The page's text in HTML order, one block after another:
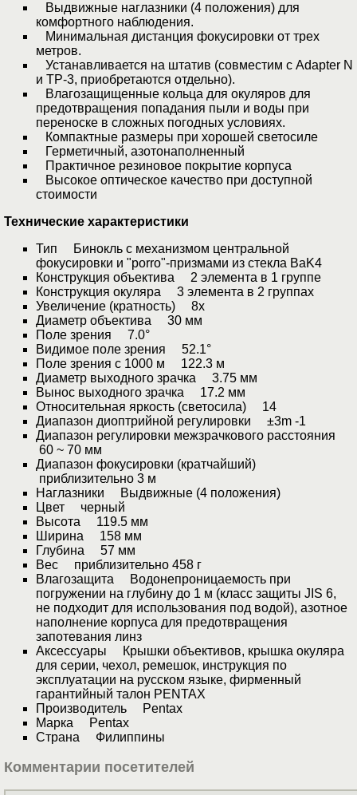
Выдвижные наглазники (4 положения) для
комфортного наблюдения.
Минимальная дистанция фокусировки от трех
метров.
Устанавливается на штатив (совместим с Adapter N
и TP-3, приобретаются отдельно).
Влагозащищенные кольца для окуляров для
предотвращения попадания пыли и воды при
переноске в сложных погодных условиях.
Компактные размеры при хорошей светосиле
Герметичный, азотонаполненный
Практичное резиновое покрытие корпуса
Высокое оптическое качество при доступной
стоимости
Технические характеристики
Тип Бинокль с механизмом центральной
фокусировки и "porro"-призмами из стекла BaK4
Конструкция объектива 2 элемента в 1 группе
Конструкция окуляра 3 элемента в 2 группах
Увеличение (кратность) 8x
Диаметр объектива 30 мм
Поле зрения 7.0°
Видимое поле зрения 52.1°
Поле зрения с 1000 м 122.3 м
Диаметр выходного зрачка 3.75 мм
Вынос выходного зрачка 17.2 мм
Относительная яркость (светосила) 14
Диапазон диоптрийной регулировки ±3m -1
Диапазон регулировки межзрачкового расстояния
60 ~ 70 мм
Диапазон фокусировки (кратчайший)
приблизительно 3 м
Наглазники Выдвижные (4 положения)
Цвет черный
Высота 119.5 мм
Ширина 158 мм
Глубина 57 мм
Вес приблизительно 458 г
Влагозащита Водонепроницаемость при
погружении на глубину до 1 м (класс защиты JIS 6,
не подходит для использования под водой), азотное
наполнение корпуса для предотвращения
запотевания линз
Аксессуары Крышки объективов, крышка окуляра
для серии, чехол, ремешок, инструкция по
эксплуатации на русском языке, фирменный
гарантийный талон PENTAX
Производитель Pentax
Марка Pentax
Страна Филиппины
Комментарии посетителей